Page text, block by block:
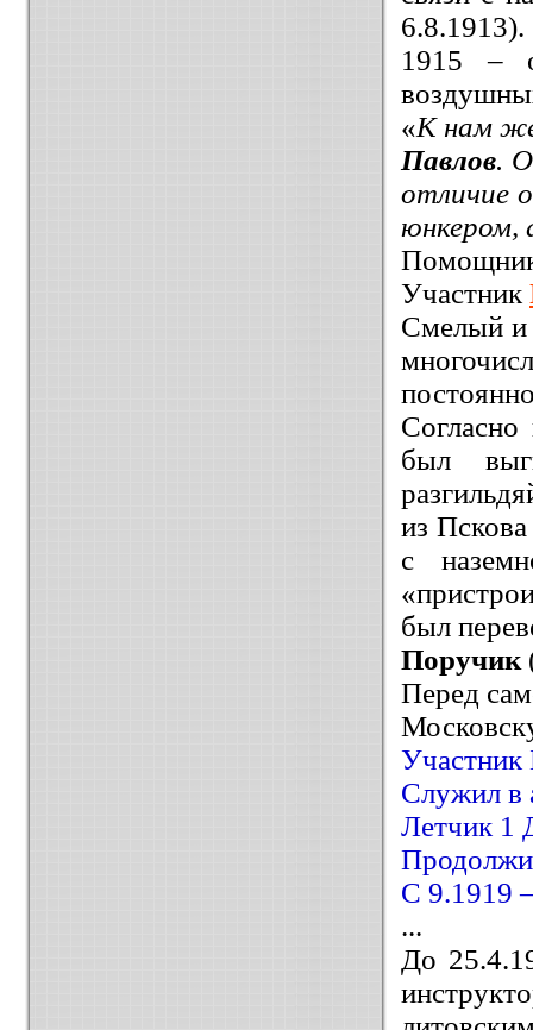
6.8.1913).
1915 –
«К нам
Павлов.
отличие
юнкером,
Участник
Смелый и
был
из
с
был
Поручик
Перед
Участник
Служил в
Летчик
С 9.1919
...
До